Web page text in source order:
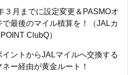
３月までに設定変更＆PASMOオ
で最後のマイル積算を！（JALカ
ClubQ）
ントからJALマイルへ交換する
ー経由が黄金ルート！